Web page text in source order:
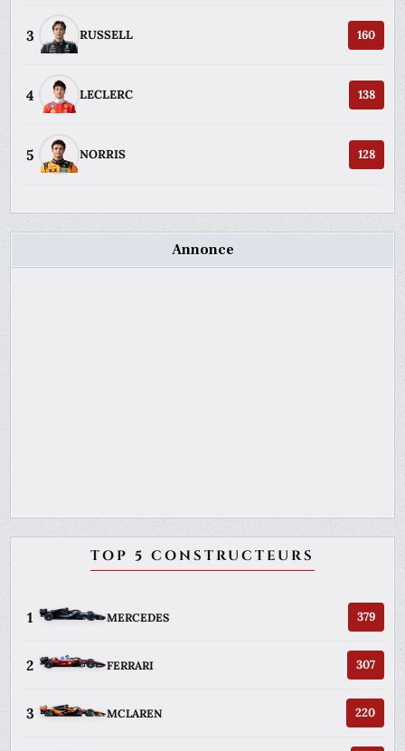
3 RUSSELL 160
4 LECLERC 138
5 NORRIS 128
Annonce
TOP 5 CONSTRUCTEURS
1 MERCEDES 379
2 FERRARI 307
3 MCLAREN 220